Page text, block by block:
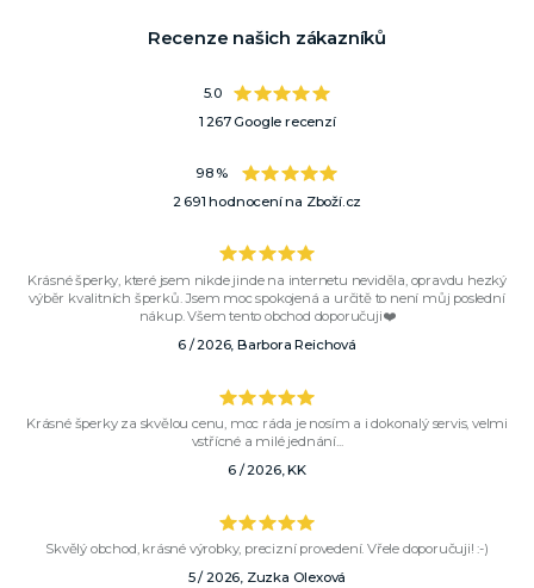
Recenze našich zákazníků
5.0
1 267 Google recenzí
98 %
2 691 hodnocení na Zboží.cz
Krásné šperky, které jsem nikde jinde na internetu neviděla, opravdu hezký
výběr kvalitních šperků. Jsem moc spokojená a určitě to není můj poslední
nákup. Všem tento obchod doporučuji❤️
6 / 2026, Barbora Reichová
Krásné šperky za skvělou cenu, moc ráda je nosím a i dokonalý servis, velmi
vstřícné a milé jednání...
6 / 2026, KK
Skvělý obchod, krásné výrobky, precizní provedení. Vřele doporučuji! :-)
5 / 2026, Zuzka Olexová